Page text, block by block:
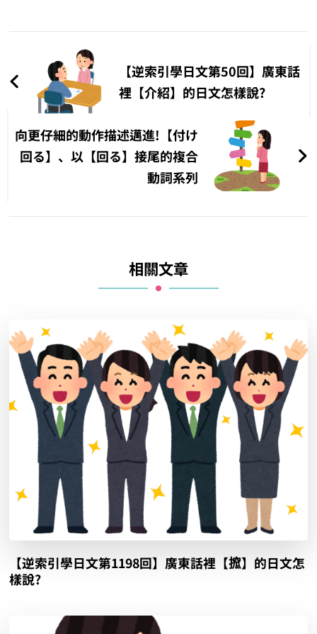
章
導
覽
【逆索引學日文第50回】廣東話
裡【介紹】的日文怎樣說?
向更仔細的動作描述邁進!【付け
回る】、以【回る】接尾的複合
動詞系列
相關文章
【逆索引學日文第1198回】廣東話裡【搲】的日文怎
樣說?